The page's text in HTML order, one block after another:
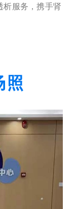
析服务，携手肾
照